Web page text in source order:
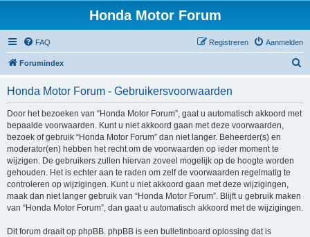
Honda Motor Forum
FAQ Aanmelden
Registreren
Forumindex
Honda Motor Forum - Gebruikersvoorwaarden
Door het bezoeken van “Honda Motor Forum”, gaat u automatisch akkoord met
bepaalde voorwaarden. Kunt u niet akkoord gaan met deze voorwaarden,
bezoek of gebruik “Honda Motor Forum” dan niet langer. Beheerder(s) en
moderator(en) hebben het recht om de voorwaarden op ieder moment te
wijzigen. De gebruikers zullen hiervan zoveel mogelijk op de hoogte worden
gehouden. Het is echter aan te raden om zelf de voorwaarden regelmatig te
controleren op wijzigingen. Kunt u niet akkoord gaan met deze wijzigingen,
maak dan niet langer gebruik van “Honda Motor Forum”. Blijft u gebruik maken
van “Honda Motor Forum”, dan gaat u automatisch akkoord met de wijzigingen.
Dit forum draait op phpBB. phpBB is een bulletinboard oplossing dat is